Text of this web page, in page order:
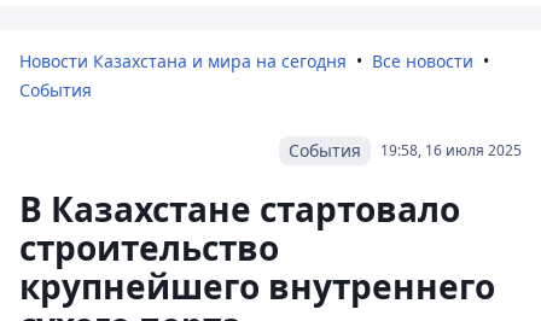
Новости Казахстана и мира на сегодня
Все новости
События
19:58, 16 июля 2025
События
В Казахстане стартовало
строительство
крупнейшего внутреннего